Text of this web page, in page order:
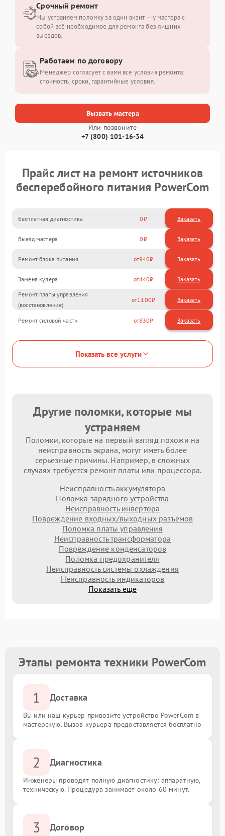
Вызвать мастера
Или позвоните
+7 (800) 101-16-34
Срочный ремонт
Мы устраняем поломку за один визит — у мастера с
собой всё необходимое для ремонта без лишних
выездов.
Работаем по договору
Менеджер согласует с вами все условия ремонта:
стоимость, сроки, гарантийные условия.
Прайс лист на ремонт источников
бесперебойного питания PowerCom
Бесплатная диагностика 0 Заказать
Выезд мастера 0 Заказать
Ремонт блока питания 940
Замена кулера 440
Ремонт платы управления
(восстановление)
1100
Ремонт силовой части 830
Показать все услуги
Другие поломки, которые мы
устраняем
Поломки, которые на первый взгляд похожи на
неисправность экрана, могут иметь более
серьезные причины. Например, в сложных
случаях требуется ремонт платы или процессора.
Неисправность аккумулятора
Поломка зарядного устройства
Неисправность инвертора
Повреждение входных/выходных разъемов
Поломка платы управления
Неисправность трансформатора
Повреждение конденсаторов
Поломка предохранителя
Неисправность системы охлаждения
Неисправность индикаторов
Показать еще
Этапы ремонта техники PowerCom
1 Доставка
Вы или наш курьер привозите устройство PowerCom в
мастерскую. Вызов курьера предоставляется бесплатно
2 Диагностика
Инженеры проводят полную диагностику: аппаратную,
техническую. Процедура занимает около 60 минут.
3 Договор